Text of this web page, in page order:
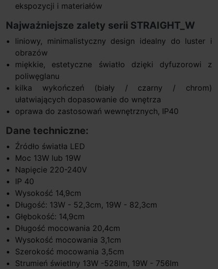
ekspozycji i materiałów
Najważniejsze zalety serii STRAIGHT_W
liniowy, minimalistyczny design idealny do luster i
obrazów
miękkie, estetyczne światło dzięki dyfuzorowi z
poliwęglanu
kilka wykończeń (biały / czarny / chrom)
ułatwiających dopasowanie do wnętrza
oprawa do zastosowań wewnętrznych, IP40
Dane techniczne:
Źródło światła LED
Moc 13W lub 19W
Napięcie 220-240V
IP 40
Wysokość 14,9cm
Długość: 13W - 52,3cm, 19W - 82,3cm
Głębokość: 14,9cm
Długość mocowania 20,4cm
Wysokość mocowania 3,1cm
Szerokość mocowania 3,5cm
Strumień świetlny 13W -528lm, 19W - 756lm